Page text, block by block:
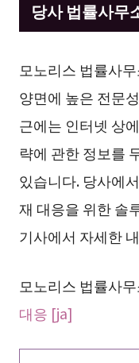
당사 법률사무
모노리스 법률사
양면에 높은 전문
근에는 인터넷 상
략에 관한 정보를
있습니다. 당사에
재 대응을 위한 솔
기사에서 자세한
모노리스 법률사
대응 [ja]